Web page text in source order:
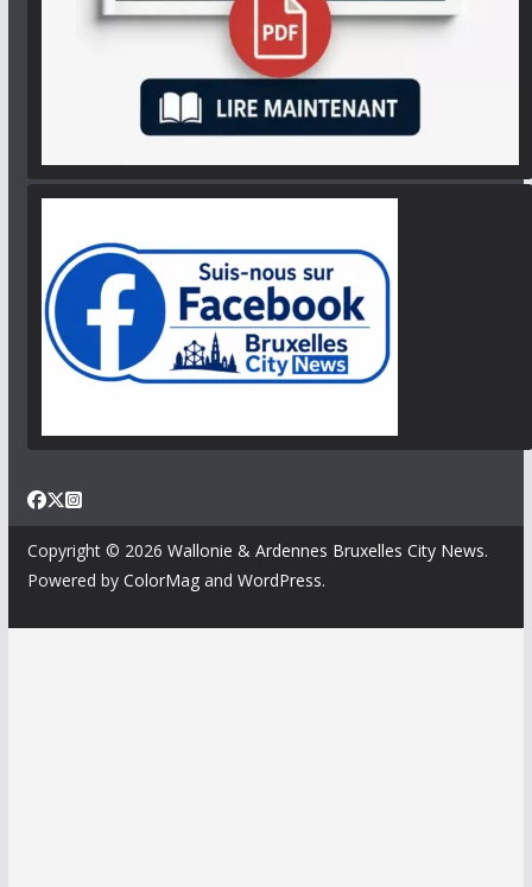
Copyright © 2026 Wallonie & Ardennes Bruxelles City News.
Powered by ColorMagand WordPress.